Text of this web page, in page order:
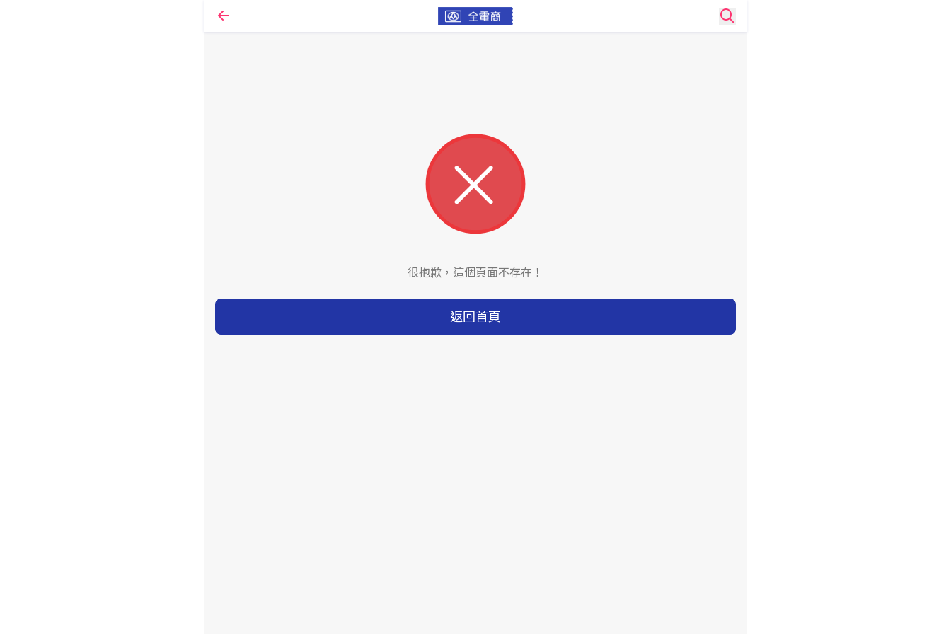
很抱歉，這個頁面不存在！
返回首頁